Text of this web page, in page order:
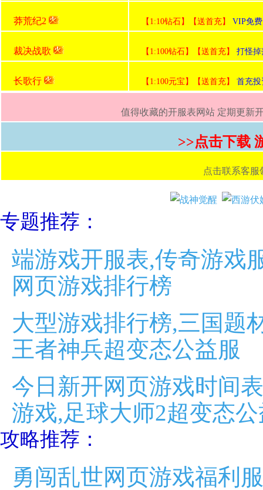
莽荒纪2 【1:10钻石】【送首充】 VIP免
裁决战歌 【1:100钻石】【送首充】 打怪
长歌行 【1:100元宝】【送首充】 首充
值得收藏的开服表网站 定期更新
>>点击下载
点击联系客服
专题推荐：
端游戏开服表,传奇游戏
网页游戏排行榜
大型游戏排行榜,三国题
王者神兵超变态公益服
今日新开网页游戏时间
游戏,足球大师2超变态
攻略推荐：
勇闯乱世网页游戏福利